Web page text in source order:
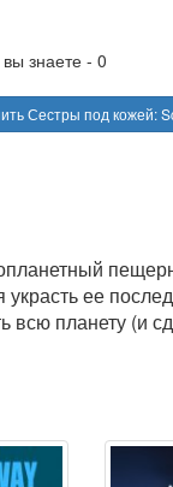
знаете - 0
Сестры под кожей:
ее
планету (и